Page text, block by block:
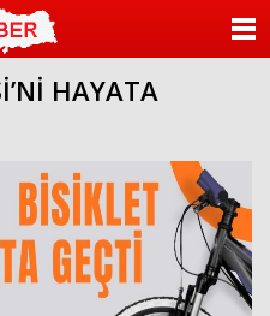
HAYATA
KATEGORİLER
ANKETLER
FOTO GALERİ